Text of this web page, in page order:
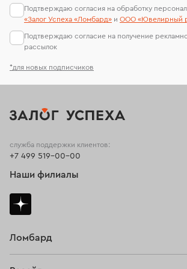
*для новых подписчиков
Подтверждаю согласия на обработку
«Залог Успеха «Ломбард» и ООО «Ювелирный
Подтверждаю согласие на получение
рассылок
Ломбард
служба поддержки клиентов:
+7 499 519-00-00
Наши филиалы